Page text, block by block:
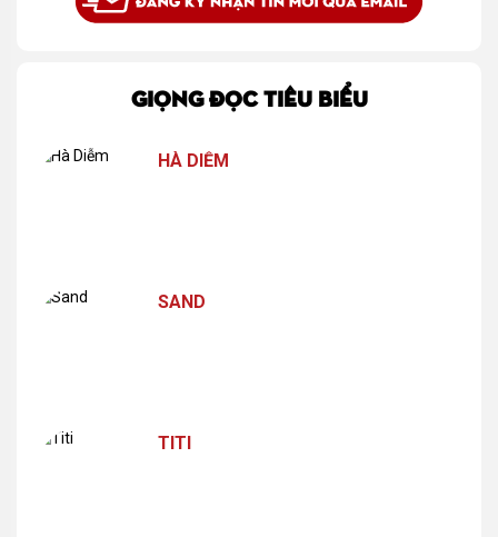
GIỌNG ĐỌC TIÊU BIỂU
HÀ DIỄM
SAND
TITI